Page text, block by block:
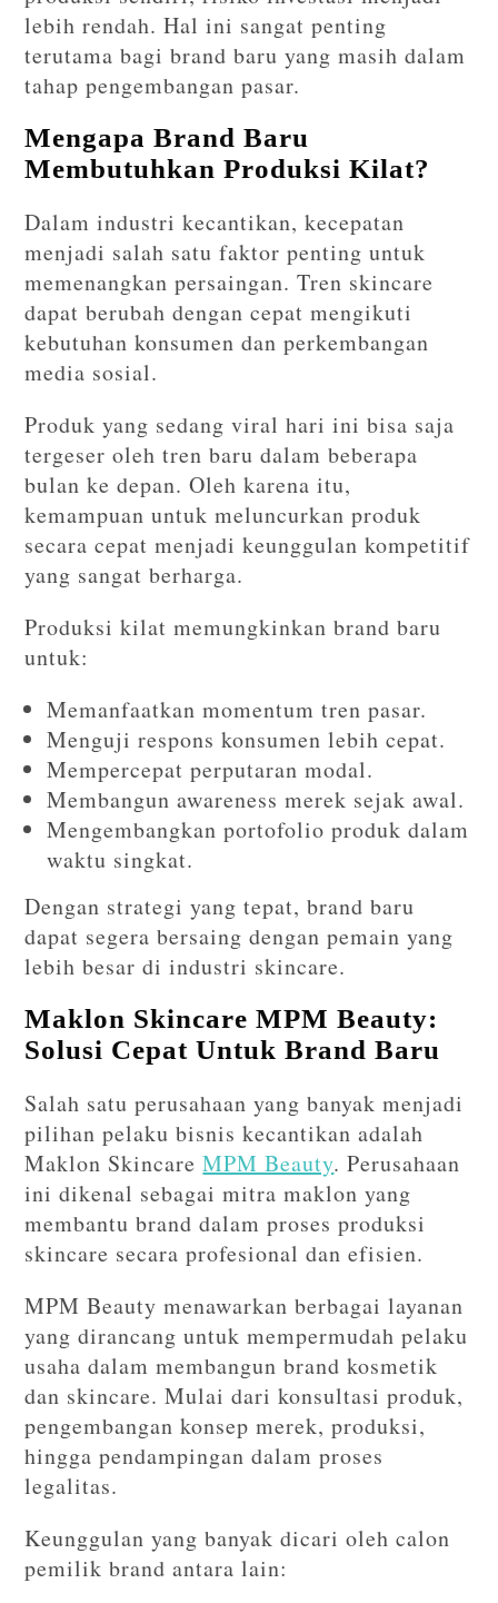
lebih rendah. Hal ini sangat penting
terutama bagi brand baru yang masih dalam
tahap pengembangan pasar.
Mengapa Brand Baru
Membutuhkan Produksi Kilat?
Dalam industri kecantikan, kecepatan
menjadi salah satu faktor penting untuk
memenangkan persaingan. Tren skincare
dapat berubah dengan cepat mengikuti
kebutuhan konsumen dan perkembangan
media sosial.
Produk yang sedang viral hari ini bisa saja
tergeser oleh tren baru dalam beberapa
bulan ke depan. Oleh karena itu,
kemampuan untuk meluncurkan produk
secara cepat menjadi keunggulan kompetitif
yang sangat berharga.
Produksi kilat memungkinkan brand baru
untuk:
Memanfaatkan momentum tren pasar.
Menguji respons konsumen lebih cepat.
Mempercepat perputaran modal.
Membangun awareness merek sejak awal.
Mengembangkan portofolio produk dalam
waktu singkat.
Dengan strategi yang tepat, brand baru
dapat segera bersaing dengan pemain yang
lebih besar di industri skincare.
Maklon Skincare MPM Beauty:
Solusi Cepat Untuk Brand Baru
Salah satu perusahaan yang banyak menjadi
pilihan pelaku bisnis kecantikan adalah
Maklon SkincareMPM Beauty. Perusahaan
ini dikenal sebagai mitra maklon yang
membantu brand dalam proses produksi
skincare secara profesional dan efisien.
MPM Beauty menawarkan berbagai layanan
yang dirancang untuk mempermudah pelaku
usaha dalam membangun brand kosmetik
dan skincare. Mulai dari konsultasi produk,
pengembangan konsep merek, produksi,
hingga pendampingan dalam proses
legalitas.
Keunggulan yang banyak dicari oleh calon
pemilik brand antara lain: